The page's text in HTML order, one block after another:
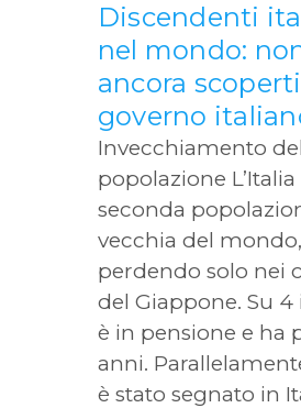
Discendenti
nel mondo:
ancora
governo
Invecchiamento
popolazione L’Italia
seconda
vecchia del mondo,
perdendo solo nei
del Giappone. Su 4
è in pensione e ha
anni.
è stato segnato in